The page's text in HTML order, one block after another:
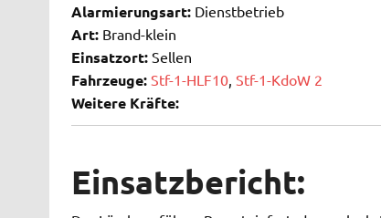
Alarmierungsart:Dienstbetrieb
Art:Brand-klein
Einsatzort:Sellen
Fahrzeuge: Stf-1-HLF10, Stf-1-KdoW 2
Weitere Kräfte:
Einsatzbericht: